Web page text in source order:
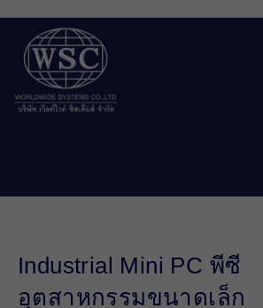
content
Industrial Mini PC พีซี
อุตสาหกรรมขนาดเล็ก